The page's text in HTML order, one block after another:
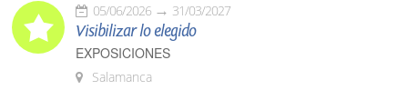
05/06/2026 31/03/2027
Visibilizar lo elegido
EXPOSICIONES
Salamanca